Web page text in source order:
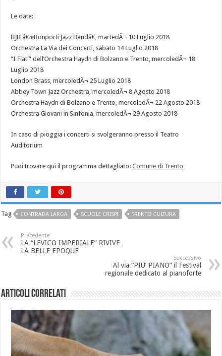
Le date:
BJB â€œBonporti Jazz Bandâ€, martedÃ¬ 10 Luglio 2018
Orchestra La Via dei Concerti, sabato 14 Luglio 2018
“I Fiati” dell’Orchestra Haydn di Bolzano e Trento, mercoledÃ¬ 18
Luglio 2018
London Brass, mercoledÃ¬ 25 Luglio 2018
Abbey Town Jazz Orchestra, mercoledÃ¬ 8 Agosto 2018
Orchestra Haydn di Bolzano e Trento, mercoledÃ¬ 22 Agosto 2018
Orchestra Giovani in Sinfonia, mercoledÃ¬ 29 Agosto 2018
In caso di pioggia i concerti si svolgeranno presso il Teatro
Auditorium
Puoi trovare qui il programma dettagliato:Comune di Trento
Tag CONTRADA LARGA SCUOLE CRISPI TRENTO CULTURA
Precedente
LA “LEVICO IMPERIALE” RIVIVE
LA BELLE EPOQUE
Successivo
Al via “PIU’ PIANO” il Festival
regionale dedicato al pianoforte
Articoli correlati